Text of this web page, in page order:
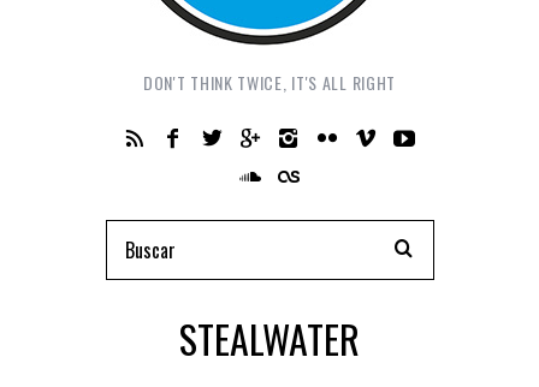
DON'T THINK TWICE, IT'S ALL RIGHT
STEALWATER